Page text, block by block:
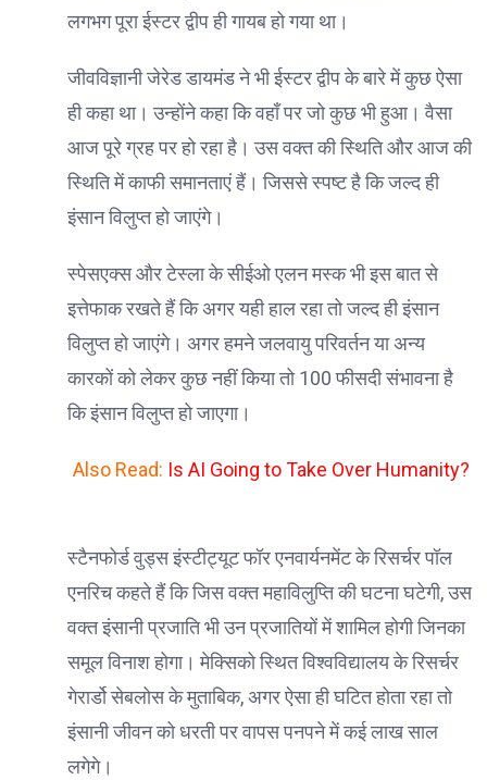
लगभग पूरा ईस्टर द्वीप ही गायब हो गया था।
जीवविज्ञानी जेरेड डायमंड ने भी ईस्टर द्वीप के बारे में कुछ ऐसा
ही कहा था। उन्होंने कहा कि वहाँ पर जो कुछ भी हुआ। वैसा
आज पूरे ग्रह पर हो रहा है। उस वक्त की स्थिति और आज की
स्थिति में काफी समानताएं हैं। जिससे स्पष्ट है कि जल्द ही
इंसान विलुप्त हो जाएंगे।
स्पेसएक्स और टेस्ला के सीईओ एलन मस्क भी इस बात से
इत्तेफाक रखते हैं कि अगर यही हाल रहा तो जल्द ही इंसान
विलुप्त हो जाएंगे। अगर हमने जलवायु परिवर्तन या अन्य
कारकों को लेकर कुछ नहीं किया तो 100 फीसदी संभावना है
कि इंसान विलुप्त हो जाएगा।
Also Read: Is AI Going to Take Over Humanity?
स्टैनफोर्ड वुड्स इंस्टीट्यूट फॉर एनवार्यनमेंट के रिसर्चर पॉल
एनरिच कहते हैं कि जिस वक्त महाविलुप्ति की घटना घटेगी, उस
वक्त इंसानी प्रजाति भी उन प्रजातियों में शामिल होगी जिनका
समूल विनाश होगा। मेक्सिको स्थित विश्वविद्यालय के रिसर्चर
गेरार्डो सेबलोस के मुताबिक, अगर ऐसा ही घटित होता रहा तो
इंसानी जीवन को धरती पर वापस पनपने में कई लाख साल
लगेगे।